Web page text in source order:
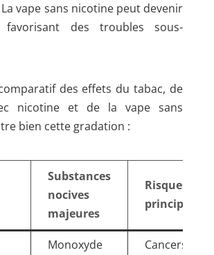
vape sans nicotine peut devenir
des troubles sous-
des effets du tabac, de
nicotine et de la vape sans
bien cette gradation :
Substances
nocives
majeures
Risques
principaux
Monoxyde
Cancers,